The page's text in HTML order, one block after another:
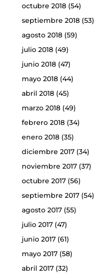
octubre 2018(54)
septiembre 2018(53)
agosto 2018(59)
julio 2018(49)
junio 2018(47)
mayo 2018(44)
abril 2018(45)
marzo 2018(49)
febrero 2018(34)
enero 2018(35)
diciembre 2017(34)
noviembre 2017(37)
octubre 2017(56)
septiembre 2017(54)
agosto 2017(55)
julio 2017(47)
junio 2017(61)
mayo 2017(58)
abril 2017(32)